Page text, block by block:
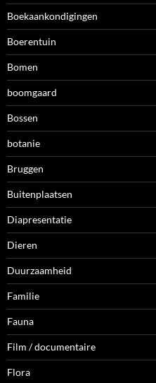
Boekaankondigingen
Boerentuin
Bomen
boomgaard
Bossen
botanie
Bruggen
Buitenplaatsen
Diapresentatie
Dieren
Duurzaamheid
Familie
Fauna
Film / documentaire
Flora